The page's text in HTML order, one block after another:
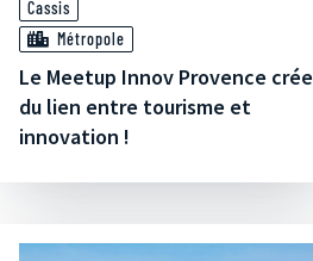
Cassis
Métropole
Le Meetup Innov Provence crée
du lien entre tourisme et
innovation !